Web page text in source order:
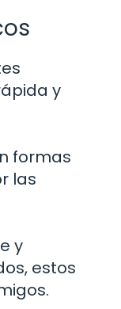
y
formas
las
y
estos